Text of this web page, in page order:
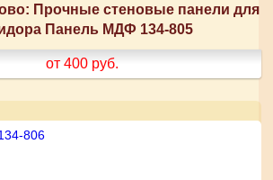
Прочные стеновые панели для
Панель МДФ 134-805
от 400 руб.